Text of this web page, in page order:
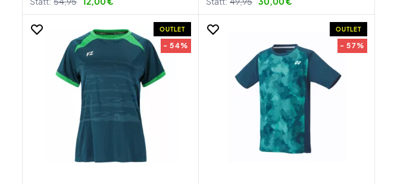
OUTLET
- 54%
OUTLET
- 57%